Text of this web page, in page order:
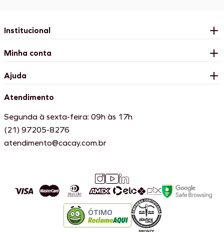
Institucional
Minha conta
Ajuda
Atendimento
Segunda à sexta-feira: 09h às 17h
(21) 97205-8276
atendimento@cacay.com.br
ÓTIMO